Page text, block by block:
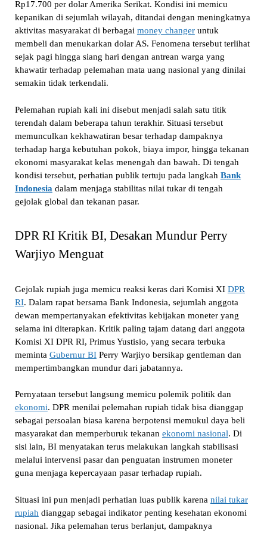
Rp17.700 per dolar Amerika Serikat. Kondisi ini memicu
kepanikan di sejumlah wilayah, ditandai dengan meningkatnya
aktivitas masyarakat di berbagai money changeruntuk
membeli dan menukarkan dolar AS. Fenomena tersebut terlihat
sejak pagi hingga siang hari dengan antrean warga yang
khawatir terhadap pelemahan mata uang nasional yang dinilai
semakin tidak terkendali.
Pelemahan rupiah kali ini disebut menjadi salah satu titik
terendah dalam beberapa tahun terakhir. Situasi tersebut
memunculkan kekhawatiran besar terhadap dampaknya
terhadap harga kebutuhan pokok, biaya impor, hingga tekanan
ekonomi masyarakat kelas menengah dan bawah. Di tengah
kondisi tersebut, perhatian publik tertuju pada langkah Bank
Indonesia dalam menjaga stabilitas nilai tukar di tengah
gejolak global dan tekanan pasar.
DPR RI Kritik BI, Desakan Mundur Perry
Warjiyo Menguat
Gejolak rupiah juga memicu reaksi keras dari Komisi XI DPR
RI. Dalam rapat bersama Bank Indonesia, sejumlah anggota
dewan mempertanyakan efektivitas kebijakan moneter yang
selama ini diterapkan. Kritik paling tajam datang dari anggota
Komisi XI DPR RI, Primus Yustisio, yang secara terbuka
meminta Gubernur BIPerry Warjiyo bersikap gentleman dan
mempertimbangkan mundur dari jabatannya.
Pernyataan tersebut langsung memicu polemik politik dan
ekonomi. DPR menilai pelemahan rupiah tidak bisa dianggap
sebagai persoalan biasa karena berpotensi memukul daya beli
masyarakat dan memperburuk tekanan ekonomi nasional. Di
sisi lain, BI menyatakan terus melakukan langkah stabilisasi
melalui intervensi pasar dan penguatan instrumen moneter
guna menjaga kepercayaan pasar terhadap rupiah.
Situasi ini pun menjadi perhatian luas publik karena nilai tukar
rupiah dianggap sebagai indikator penting kesehatan ekonomi
nasional. Jika pelemahan terus berlanjut, dampaknya